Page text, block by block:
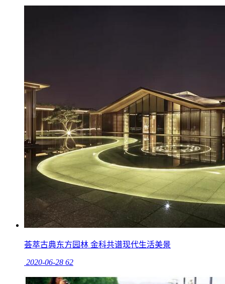
荟萃古典东方园林 金科共谱现代生活美景
2020-06-28 62